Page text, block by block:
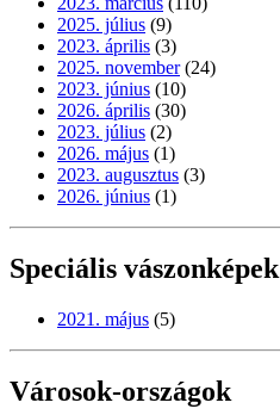
2025. július (9)
2023. április (3)
2025. november (24)
2023. június (10)
2026. április (30)
2023. július (2)
2026. május (1)
2023. augusztus (3)
2026. június (1)
Speciális vászonképek
2021. május (5)
Városok-országok